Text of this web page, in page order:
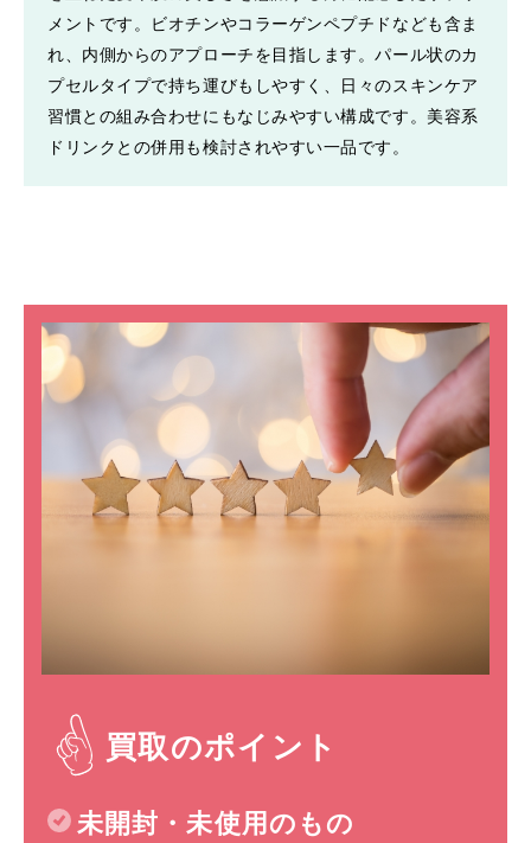
メントです。ビオチンやコラーゲンペプチドなども含ま
れ、内側からのアプローチを目指します。パール状のカ
プセルタイプで持ち運びもしやすく、日々のスキンケア
習慣との組み合わせにもなじみやすい構成です。美容系
ドリンクとの併用も検討されやすい一品です。
買取のポイント
未開封・未使用のもの